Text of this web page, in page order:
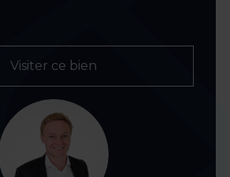
Visiter ce bien